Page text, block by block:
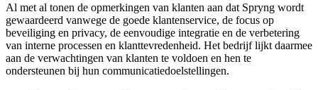
Al met al tonen de opmerkingen van klanten aan dat Spryng wordt
gewaardeerd vanwege de goede klantenservice, de focus op
beveiliging en privacy, de eenvoudige integratie en de verbetering
van interne processen en klanttevredenheid. Het bedrijf lijkt daarmee
aan de verwachtingen van klanten te voldoen en hen te
ondersteunen bij hun communicatiedoelstellingen.